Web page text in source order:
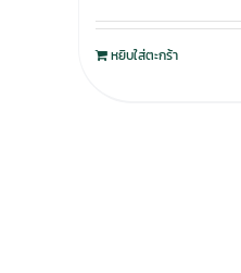
หยิบใส่ตะกร้า